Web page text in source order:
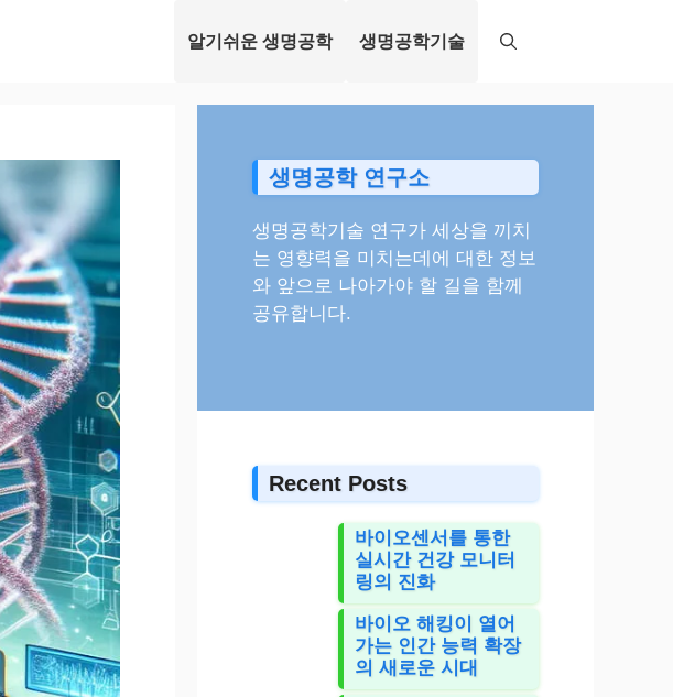
알기쉬운 생명공학 생명공학기술
생명공학 연구소
생명공학기술 연구가 세상을 끼치
는 영향력을 미치는데에 대한 정보
와 앞으로 나아가야 할 길을 함께
공유합니다.
Recent Posts
바이오센서를 통한
실시간 건강 모니터
링의 진화
바이오 해킹이 열어
가는 인간 능력 확장
의 새로운 시대